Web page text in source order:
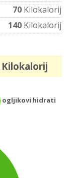
70 Kilokalorij
140 Kilokalorij
Kilokalorij
ogljikovi hidrati